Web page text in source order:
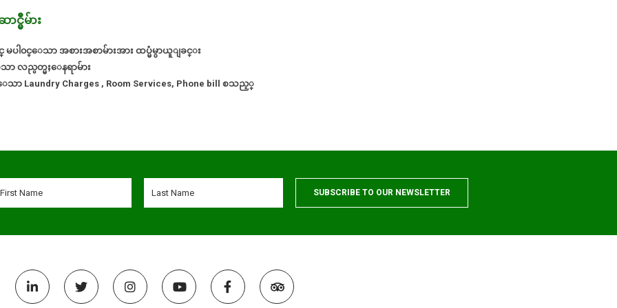
င္မွဳမ်ား
မပါ၀င္ေသာ အစားအစာမ်ားအား ထပ္မံမွာယူျခင္း
ာ လည္ပတ္မႈေနရာမ်ား
Charges , Room Services, Phone bill စသည့္